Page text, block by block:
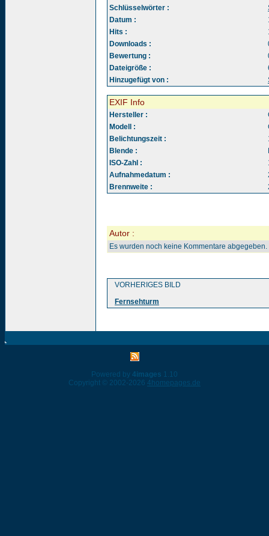
Schlüsselwörter :
Datum :
Hits :
Downloads :
Bewertung :
Dateigröße :
Hinzugefügt von :
EXIF Info
Hersteller :
Modell :
Belichtungszeit :
Blende :
ISO-Zahl :
Aufnahmedatum :
Brennweite :
Autor :
Es wurden noch keine Kommentare abgegeben.
VORHERIGES BILD
Fernsehturm
Powered by 4images 1.10
Copyright © 2002-2026 4homepages.de